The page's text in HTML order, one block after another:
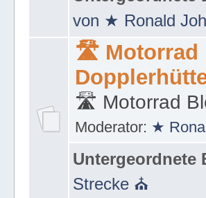
Untergeordnete
von ★ Ronald
🛣 Motorrad
🛣 Motorrad
Moderator:★
Untergeordnete